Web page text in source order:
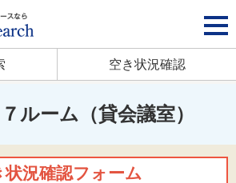
空き状況確認
ルーム（貸会議室）
状況確認フォーム